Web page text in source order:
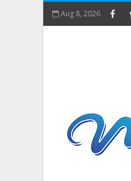
Aug 8, 2026